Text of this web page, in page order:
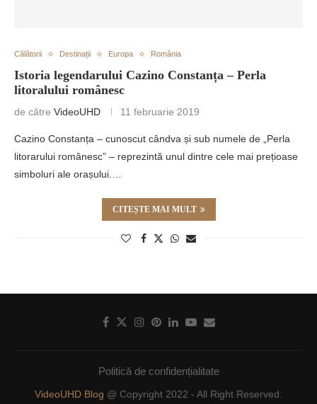
Călătorii Destinații Europa România
Istoria legendarului Cazino Constanța – Perla
litoralului românesc
de către VideoUHD 11 februarie 2019
Cazino Constanța – cunoscut cândva și sub numele de „Perla
litorarului românesc” – reprezintă unul dintre cele mai prețioase
simboluri ale orașului.…
CITEȘTE MAI MULT
Politică de confidențialitate
VideoUHD Blog @ Copyright 2022 - All Right Reserved.